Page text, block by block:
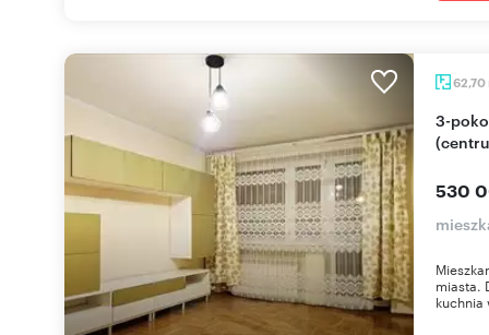
62,70
3-pokojowe mieszkanie z balkonem i piwnicą
530
miasta.